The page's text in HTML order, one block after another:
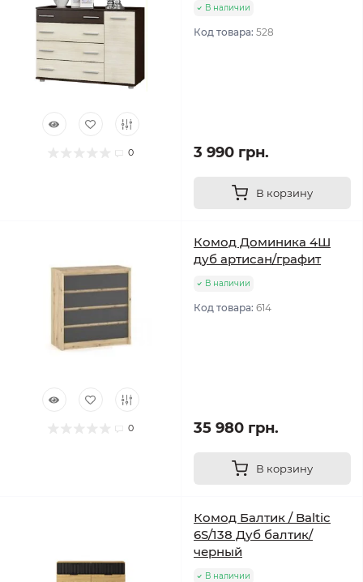
0
В наличии
Код товара: 528
3 990 грн.
В корзину
0
Комод Доминика 4Ш
дуб артисан/графит
В наличии
Код товара: 614
35 980 грн.
В корзину
Комод Балтик / Baltic
6S/138 Дуб балтик/
черный
В наличии